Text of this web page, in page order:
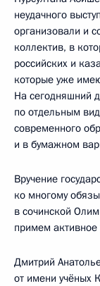
неудачного
организовали и
коллектив, в
российских и
которые уже
На сегодняшний
по отдельным
современного
и в бумажном
Вручение
ко многому
в сочинской
примем активное
Дмитрий
от имени учёных